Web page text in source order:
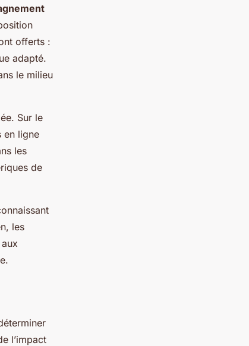
offerts :
adapté.
le milieu
Sur le
en ligne
les
de
les
l’impact